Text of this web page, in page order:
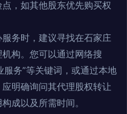
点，如其他股东优先购买权
服务时，建议寻找在石家庄
构。您可以通过网络搜
服务”等关键词，或通过本地
明确询问其代理股权转让
成以及所需时间。